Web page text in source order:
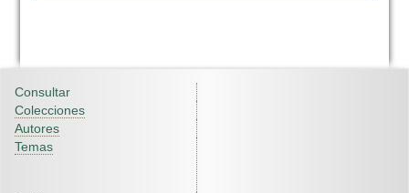
Consultar
Colecciones
Autores
Temas